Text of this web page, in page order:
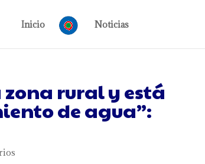
Inicio Noticias
zona rural y está
de agua”: